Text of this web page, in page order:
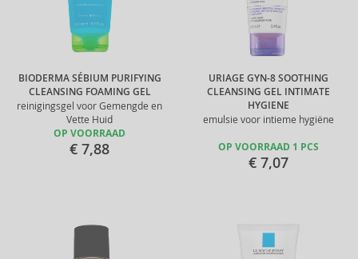
BIODERMA SÉBIUM PURIFYING
CLEANSING FOAMING GEL
reinigingsgel voor Gemengde en
Vette Huid
OP VOORRAAD
€ 7,88
URIAGE GYN-8 SOOTHING
CLEANSING GEL INTIMATE
HYGIENE
emulsie voor intieme hygiëne
OP VOORRAAD 1 PCS
€ 7,07